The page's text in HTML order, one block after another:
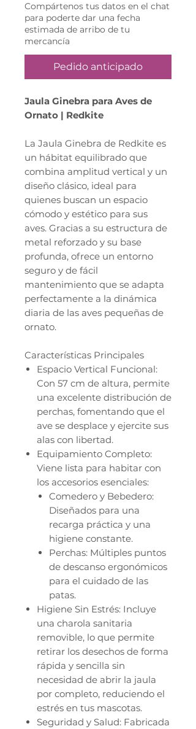
Compártenos tus datos en el chat
para poderte dar una fecha
estimada de arribo de tu
mercancía
Pedido anticipado
Jaula Ginebra para Aves de
Ornato | Redkite
La Jaula Ginebra de Redkite es
un hábitat equilibrado que
combina amplitud vertical y un
diseño clásico, ideal para
quienes buscan un espacio
cómodo y estético para sus
aves. Gracias a su estructura de
metal reforzado y su base
profunda, ofrece un entorno
seguro y de fácil
mantenimiento que se adapta
perfectamente a la dinámica
diaria de las aves pequeñas de
ornato.
Características Principales
Espacio Vertical Funcional:
Con 57 cm de altura, permite
una excelente distribución de
perchas, fomentando que el
ave se desplace y ejercite sus
alas con libertad.
Equipamiento Completo:
Viene lista para habitar con
los accesorios esenciales:
Comedero y Bebedero:
Diseñados para una
recarga práctica y una
higiene constante.
Perchas: Múltiples puntos
de descanso ergonómicos
para el cuidado de las
patas.
Higiene Sin Estrés: Incluye
una charola sanitaria
removible, lo que permite
retirar los desechos de forma
rápida y sencilla sin
necesidad de abrir la jaula
por completo, reduciendo el
estrés en tus mascotas.
Seguridad y Salud: Fabricada